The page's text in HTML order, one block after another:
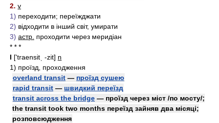
2. v
1) переходити; переїжджати
2) відходити в інший світ, умирати
3) астр. проходити через меридіан
* * *
I ['traensitˌ -zit] n
1) проїзд, проходження
overland transit — проїзд сушею
rapid transit — швидкий переїзд
transit across the bridge — проїзд через міст /по мосту/;
the transit took two months переїзд зайняв два місяці;
розповсюдження